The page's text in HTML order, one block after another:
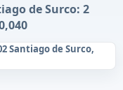
de Surco: 2
Santiago de Surco,